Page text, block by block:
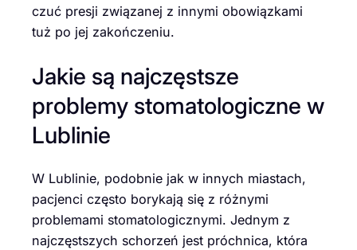
czuć presji związanej z innymi obowiązkami
tuż po jej zakończeniu.
Jakie są najczęstsze
problemy stomatologiczne w
Lublinie
W Lublinie, podobnie jak w innych miastach,
pacjenci często borykają się z różnymi
problemami stomatologicznymi. Jednym z
najczęstszych schorzeń jest próchnica, która